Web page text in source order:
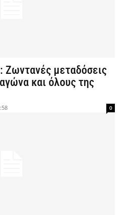
Ζωντανές μεταδόσεις
και όλους της
0